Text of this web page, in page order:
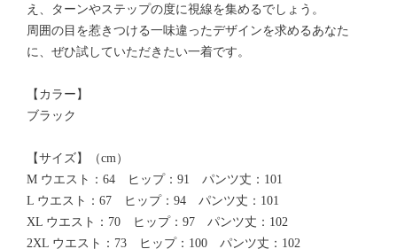
え、ターンやステップの度に視線を集めるでしょう。
周囲の目を惹きつける一味違ったデザインを求めるあなた
に、ぜひ試していただきたい一着です。
【カラー】
ブラック
【サイズ】（cm）
M ウエスト：64 ヒップ：91 パンツ丈：101
L ウエスト：67 ヒップ：94 パンツ丈：101
XL ウエスト：70 ヒップ：97 パンツ丈：102
2XL ウエスト：73 ヒップ：100 パンツ丈：102